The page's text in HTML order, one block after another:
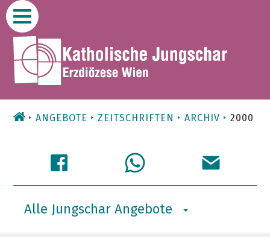
Zum
Inhalt
ANGEBOTE ZEITSCHRIFTEN ARCHIV 2000
Alle Jungschar Angebote